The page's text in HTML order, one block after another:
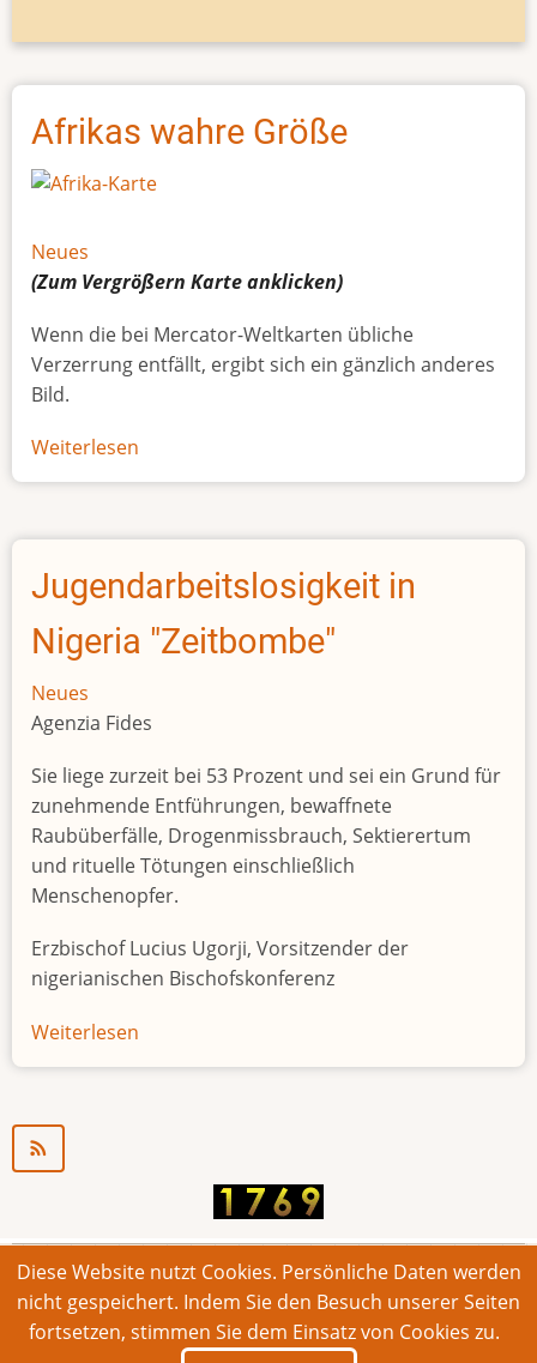
Afrikas wahre Größe
Neues
(Zum Vergrößern Karteanklicken)
Wenn die bei Mercator-Weltkarten übliche
Verzerrung entfällt, ergibt sich ein gänzlich anderes
Bild.
Weiterlesen
Afrikas
Größe
Jugendarbeitslosigkeit in
Nigeria "Zeitbombe"
Neues
Agenzia Fides
Sie liege zurzeit bei 53 Prozent und sei ein Grund für
zunehmende Entführungen, bewaffnete
Raubüberfälle, Drogenmissbrauch, Sektierertum
und rituelle Tötungen einschließlich
Menschenopfer.
Erzbischof Lucius Ugorji, Vorsitzender der
nigerianischen Bischofskonferenz
Weiterlesen
Jugendarbeitslosigkeit
© 2026 Bonner Aufruf. Alle Rechte vorbehalten.
Footer
Impressum Kontakt Intern
Diese Website nutzt Cookies. Persönliche Daten werden
nicht gespeichert. Indem Sie den Besuch unserer Seiten
fortsetzen, stimmen Sie dem Einsatz von Cookies zu.